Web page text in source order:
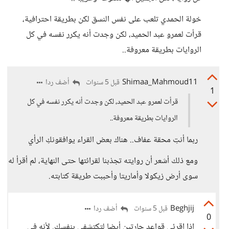
خولة الحمدي تلعب على نفس النسق لكن بطريقة احترافية،
قرأت لعمرو عبد الحميد، لكن وجدت أنه يكرر نفسه في كل
الروايات بطريقة معروفة..
1
Shimaa_Mahmoud11 قبل 5 سنوات
أضف ردا
قرأت لعمرو عبد الحميد، لكن وجدت أنه يكرر نفسه في كل
الروايات بطريقة معروفة..
ربما أنتِ محقة عفاف.. هناك بعض القراء يوافقونكِ الرأي
ومع ذلك أشعر أن روايته تجذبنا لقرائتها حتى النهاية، لم أقرأ له
سوى أرض زيكولا وأماريتا وأحببت طريقة كتابته.
0
Beghjij قبل 5 سنوات أضف ردا